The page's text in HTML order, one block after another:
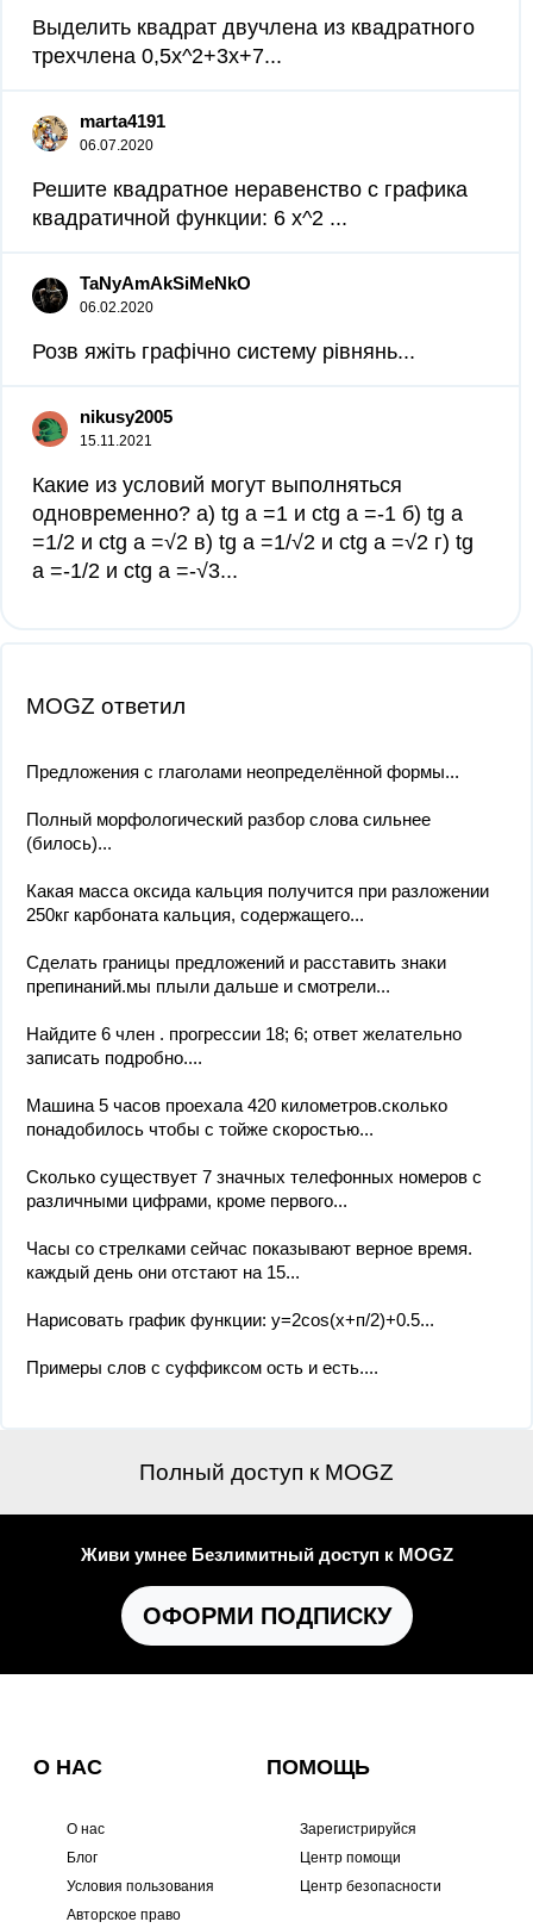
Выделить квадрат двучлена из квадратного
трехчлена 0,5x^2+3x+7...
marta4191
06.07.2020
Решите квадратное неравенство с графика
квадратичной функции: 6 х^2 ​...
TaNyAmAkSiMeNkO
06.02.2020
Розв яжіть графічно систему рівнянь​...
nikusy2005
15.11.2021
Какие из условий могут выполняться
одновременно? а) tg a =1 и ctg a =-1 б) tg a
=1/2 и ctg a =√2 в) tg a =1/√2 и ctg a =√2 г) tg
a =-1/2 и ctg a =-√3...
MOGZ ответил
Предложения с глаголами неопределённой формы...
Полный морфологический разбор слова сильнее
(билось)...
Какая масса оксида кальция получится при разложении
250кг карбоната кальция, содержащего...
Сделать границы предложений и расставить знаки
препинаний.мы плыли дальше и смотрели...
Найдите 6 член . прогрессии 18; 6; ответ желательно
записать подробно....
Машина 5 часов проехала 420 километров.сколько
понадобилось чтобы с тойже скоростью...
Сколько существует 7 значных телефонных номеров с
различными цифрами, кроме первого...
Часы со стрелками сейчас показывают верное время.
каждый день они отстают на 15...
Нарисовать график функции: y=2cos(x+п/2)+0.5...
Примеры слов с суффиксом ость и есть....
Полный доступ к MOGZ
Живи умнее Безлимитный доступ к MOGZ
ОФОРМИ ПОДПИСКУ
О НАС
О нас
Блог
Условия пользования
Авторское право
ПОМОЩЬ
Зарегистрируйся
Центр помощи
Центр безопасности